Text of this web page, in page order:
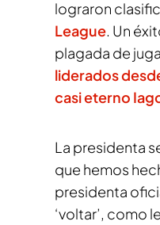
lograron
League. Un
plagada de
liderados
casi eterno
La presidenta
que hemos
presidenta
‘voltar’, como